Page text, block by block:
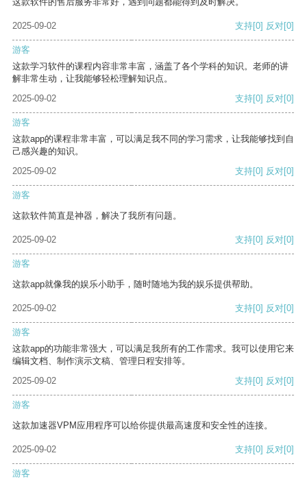
2025-09-02 支持[0] 反对[0]
游客
这款学习软件的课程内容非常丰富，涵盖了各个学科的知识。老师的讲
解非常生动，让我能够轻松理解知识点。
2025-09-02
支持[0] 反对[0]
游客
这款app的课程非常丰富，可以满足我不同的学习需求，让我能够找到自
己感兴趣的知识。
2025-09-02
支持[0] 反对[0]
游客
这款软件简直是神器，解决了我所有问题。
2025-09-02 支持[0] 反对[0]
游客
这款app就像我的娱乐小助手，随时随地为我的娱乐提供帮助。
2025-09-02 支持[0] 反对[0]
游客
这款app的功能非常强大，可以满足我所有的工作需求。我可以使用它来
编辑文档、制作演示文稿、管理日程安排等。
2025-09-02
支持[0] 反对[0]
游客
这款加速器VPM应用程序可以给你提供最高速度和安全性的连接。
2025-09-02 支持[0] 反对[0]
游客